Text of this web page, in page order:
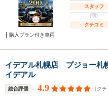
スタッフ
買取
クチコミ
購入プラン付き車両
イデアル札幌店 プジョー札
イデアル
総合評価 4.9 （ク